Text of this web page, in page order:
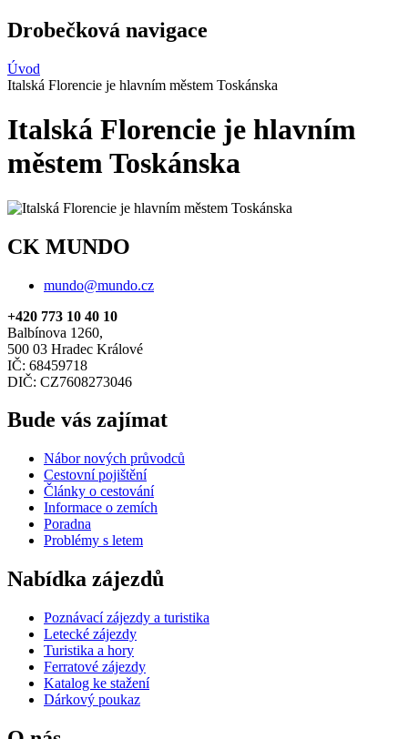
Drobečková navigace
Úvod
Italská Florencie je hlavním městem Toskánska
Italská Florencie je hlavním
městem Toskánska
CK MUNDO
mundo@mundo.cz
+420 773 10 40 10
Balbínova 1260,
500 03 Hradec Králové
IČ: 68459718
DIČ: CZ7608273046
Bude vás zajímat
Nábor nových průvodců
Cestovní pojištění
Články o cestování
Informace o zemích
Poradna
Problémy s letem
Nabídka zájezdů
Poznávací zájezdy a turistika
Letecké zájezdy
Turistika a hory
Ferratové zájezdy
Katalog ke stažení
Dárkový poukaz